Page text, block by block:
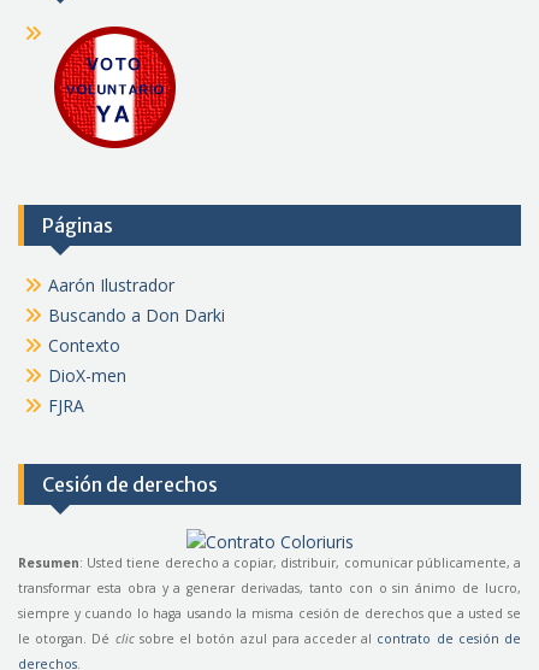
Páginas
Aarón Ilustrador
Buscando a Don Darki
Contexto
DioX-men
FJRA
Cesión de derechos
Resumen: Usted tiene derecho a copiar, distribuir, comunicar públicamente, a
transformar esta obra y a generar derivadas, tanto con o sin ánimo de lucro,
siempre y cuando lo haga usando la misma cesión de derechos que a usted se
le otorgan. Dé clicsobre el botón azul para acceder al contrato de cesión de
derechos